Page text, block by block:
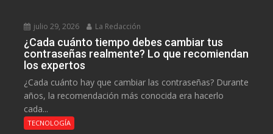
julio 29, 2026 La Redacción
¿Cada cuánto tiempo debes cambiar tus
contraseñas realmente? Lo que recomiendan
los expertos
¿Cada cuánto hay que cambiar las contraseñas? Durante
años, la recomendación más conocida era hacerlo
cada...
TECNOLOGÍA